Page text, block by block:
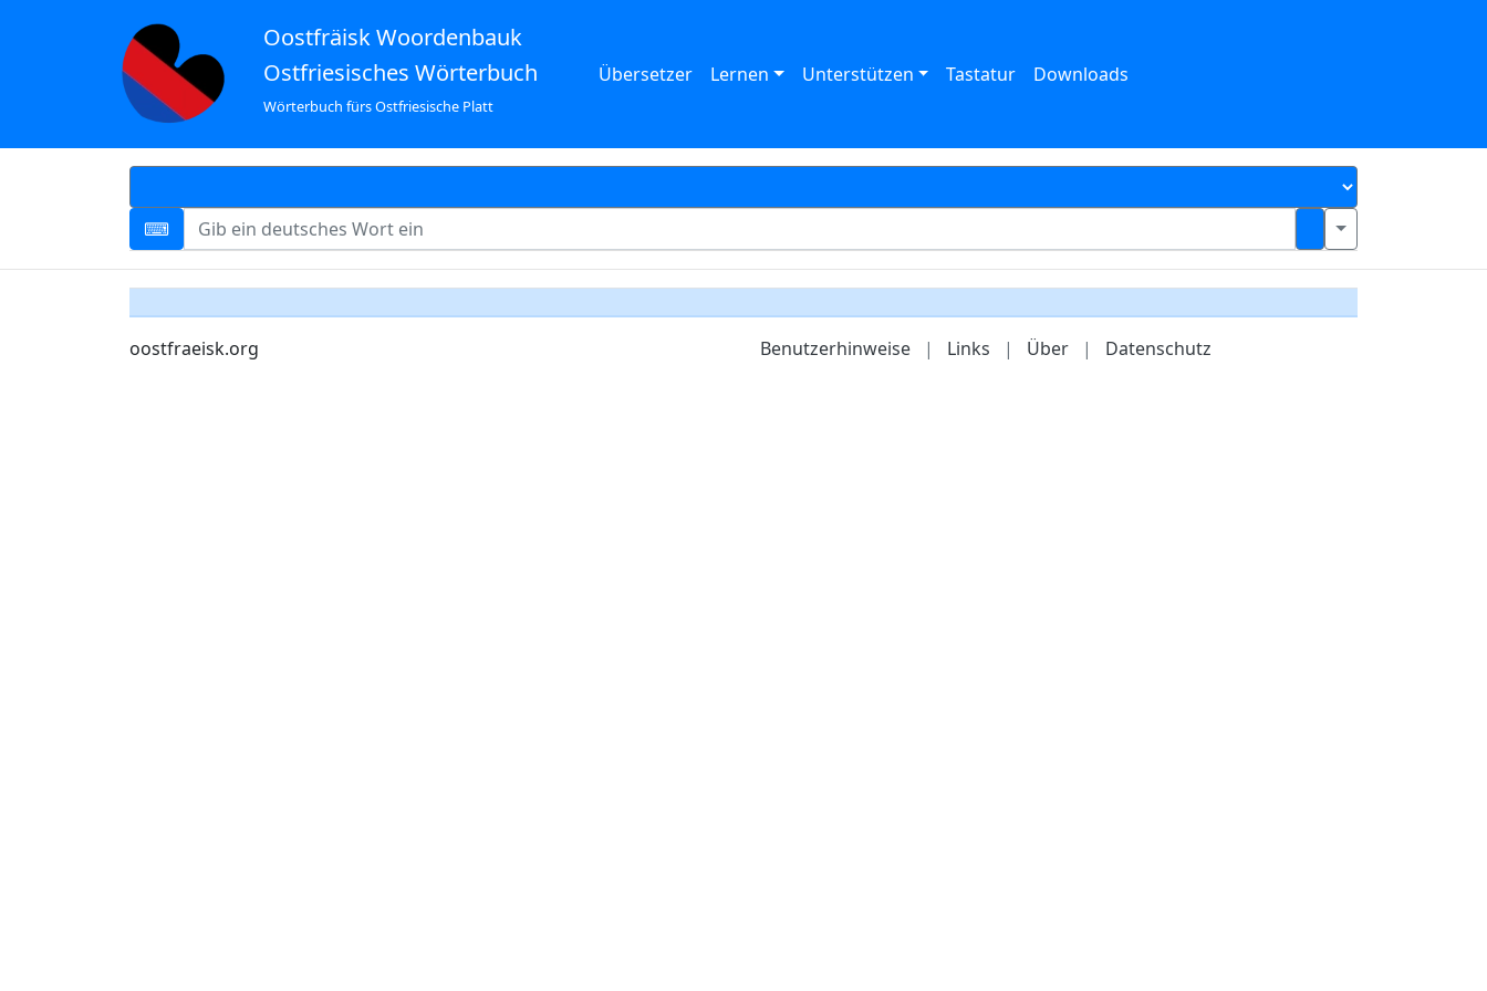
Oostfräisk Woordenbauk
Ostfriesisches Wörterbuch
Wörterbuch fürs Ostfriesische Platt
Übersetzer Lernen Unterstützen Tastatur Downloads
oostfraeisk.org Benutzerhinweise | Links | Über | Datenschutz